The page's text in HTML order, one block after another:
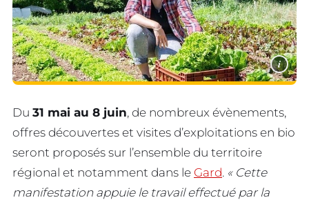
i
Du 31 mai au 8 juin, de nombreux évènements,
offres découvertes et visites d’exploitations en bio
seront proposés sur l’ensemble du territoire
régional et notamment dans le Gard. « Cette
manifestation appuie le travail effectué par la